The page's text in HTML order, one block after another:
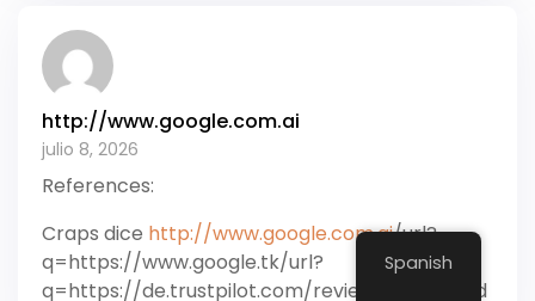
http://www.google.com.ai
julio 8, 2026
References:
Craps dice http://www.google.com.ai/url?
q=https://www.google.tk/url?
q=https://de.trustpilot.com/review/owowear.d
Spanish